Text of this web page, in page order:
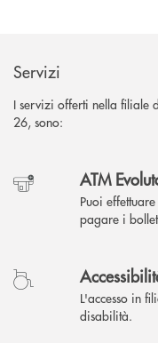
Servizi
I servizi offerti nella filiale
26, sono:
ATM
Puoi
pagare i
L'accesso in
disabilità.